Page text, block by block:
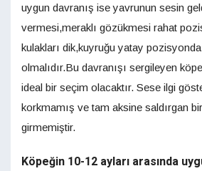
uygun davranış ise yavrunun sesin
vermesi,meraklı gözükmesi rahat
kulakları dik,kuyruğu yatay
olmalıdır.Bu davranışı sergileyen
ideal bir seçim olacaktır. Sese ilgi
korkmamış ve tam aksine saldırgan
girmemiştir.
Köpeğin 10-12 ayları arasında